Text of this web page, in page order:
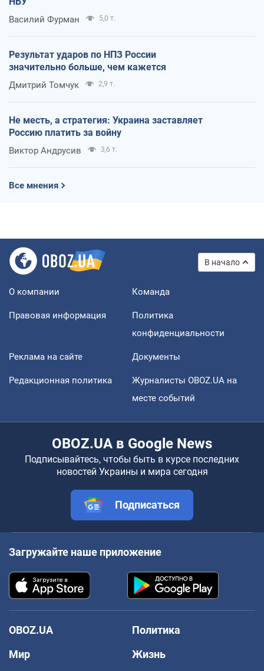
Василий Фурман 5,0 т.
Результат ударов по НПЗ России
значительно больше, чем кажется
Дмитрий Томчук 2,9 т.
Не месть, а стратегия: Украина заставляет
Россию платить за войну
Виктор Андрусив 3,6 т.
Все мнения
В начало
О компании Команда
Правовая информация
Политика
конфиденциальности
Реклама на сайте Документы
Редакционная политика
Журналисты OBOZ.UA на
месте событий
OBOZ.UA в Google News
Подписывайтесь, чтобы быть в курсе последних
новостей Украины и мира сегодня
Подписаться
Загружайте наше приложение
OBOZ.UA
Политика
Мир
Жизнь